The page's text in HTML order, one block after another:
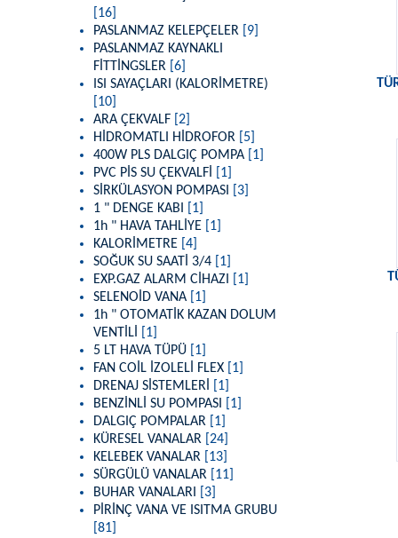
[16]
PASLANMAZ KELEPÇELER
[9]
PASLANMAZ KAYNAKLI
FİTTİNGSLER [6]
ISI SAYAÇLARI (KALORİMETRE)
[10]
ARA ÇEKVALF [2]
HİDROMATLI HİDROFOR
[5]
400W PLS DALGIÇ POMPA
[1]
PVC PİS SU ÇEKVALFİ
[1]
SİRKÜLASYON POMPASI
[3]
1 " DENGE KABI
[1]
1h " HAVA TAHLİYE
[1]
KALORİMETRE [4]
SOĞUK SU SAATİ 3/4
[1]
EXP.GAZ ALARM CİHAZI
[1]
SELENOİD VANA
[1]
1h " OTOMATİK KAZAN DOLUM
VENTİLİ
[1]
5 LT HAVA TÜPÜ
[1]
FAN COİL İZOLELİ FLEX
[1]
DRENAJ SİSTEMLERİ
[1]
BENZİNLİ SU POMPASI
[1]
DALGIÇ POMPALAR
[1]
KÜRESEL VANALAR [24]
KELEBEK VANALAR
[13]
SÜRGÜLÜ VANALAR
[11]
BUHAR VANALARI
[3]
PİRİNÇ VANA VE ISITMA GRUBU
[81]